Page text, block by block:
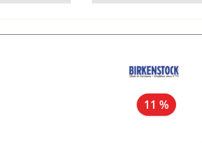
11 %